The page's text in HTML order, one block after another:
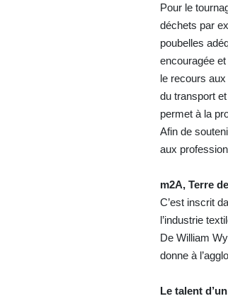
Pour le
déchets par
poubelles
encouragée
le recours
du transport
permet à la
Afin de
aux
m2A, Terre
C’est inscrit
l’industrie
De William
donne à
Le talent